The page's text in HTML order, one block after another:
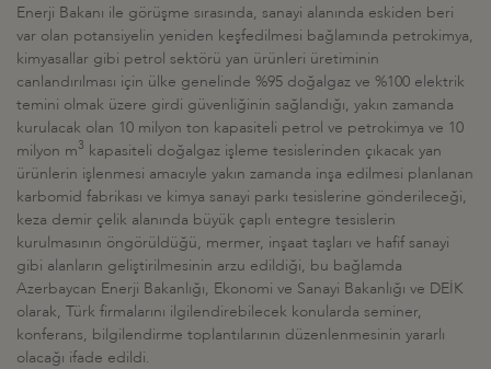
Enerji Bakanı ile görüşme sırasında, sanayi alanında eskiden beri
var olan potansiyelin yeniden keşfedilmesi bağlamında petrokimya,
kimyasallar gibi petrol sektörü yan ürünleri üretiminin
canlandırılması için ülke genelinde %95 doğalgaz ve %100 elektrik
temini olmak üzere girdi güvenliğinin sağlandığı, yakın zamanda
kurulacak olan 10 milyon ton kapasiteli petrol ve petrokimya ve 10
milyon m3 kapasiteli doğalgaz işleme tesislerinden çıkacak yan
ürünlerin işlenmesi amacıyle yakın zamanda inşa edilmesi planlanan
karbomid fabrikası ve kimya sanayi parkı tesislerine gönderileceği,
keza demir çelik alanında büyük çaplı entegre tesislerin
kurulmasının öngörüldüğü, mermer, inşaat taşları ve hafif sanayi
gibi alanların geliştirilmesinin arzu edildiği, bu bağlamda
Azerbaycan Enerji Bakanlığı, Ekonomi ve Sanayi Bakanlığı ve DEİK
olarak, Türk firmalarını ilgilendirebilecek konularda seminer,
konferans, bilgilendirme toplantılarının düzenlenmesinin yararlı
olacağı ifade edildi.